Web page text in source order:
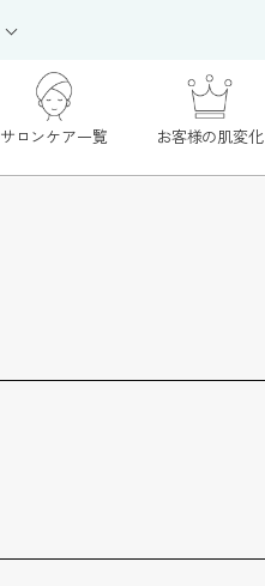
サロンケア一覧 お客様の肌変化